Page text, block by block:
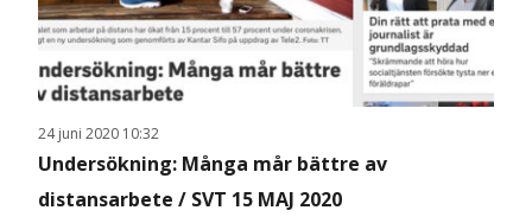
24 juni 2020 10:32
Undersökning: Många mår bättre av
distansarbete / SVT 15 MAJ 2020